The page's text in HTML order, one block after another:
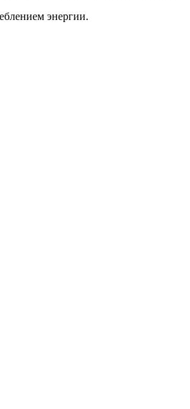
энергии.